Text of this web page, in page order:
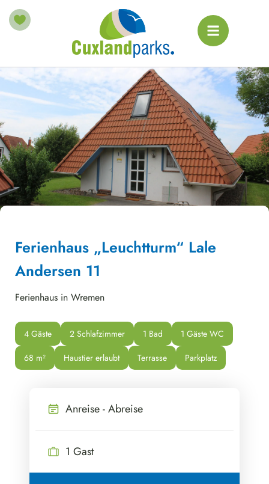
Ferienhaus „Leuchtturm“ Lale
Andersen 11
Ferienhaus in Wremen
4 Gäste 2 Schlafzimmer 1 Bad
1 Gäste WC
68 m² Haustier erlaubt Terrasse Parkplatz